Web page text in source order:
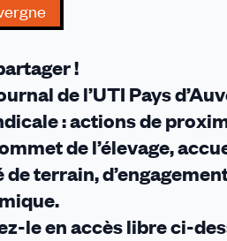
!
de l’UTI Pays
: actions de
de l’élevage,
terrain,
le en accès libre ci-